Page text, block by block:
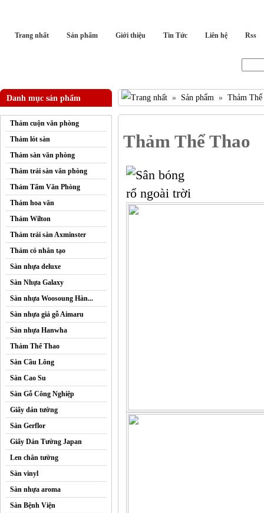
Trang nhất Sản phẩm Giới thiệu Tin Tức Liên hệ Rss
Danh mục sản phẩm
Thảm cuộn văn phòng
Thảm lót sàn
Thảm sàn văn phòng
Thảm trải sàn văn phòng
Thảm Tấm Văn Phòng
Thảm hoa văn
Thảm Wilton
Thảm trải sàn Axminster
Thảm cỏ nhân tạo
Sàn nhựa deluxe
Sàn Nhựa Galaxy
Sàn nhựa Woosoung Hàn...
Sàn nhựa giả gỗ Aimaru
Sàn nhựa Hanwha
Thảm Thể Thao
Sàn Cầu Lông
Sàn Cao Su
Sàn Gỗ Công Nghiệp
Giấy dán tường
Sàn Gerflor
Giấy Dán Tường Japan
Len chân tường
Sàn vinyl
Sàn nhựa aroma
Sàn Bệnh Viện
» Sản phẩm » Thảm Thể
Thảm Thể Thao